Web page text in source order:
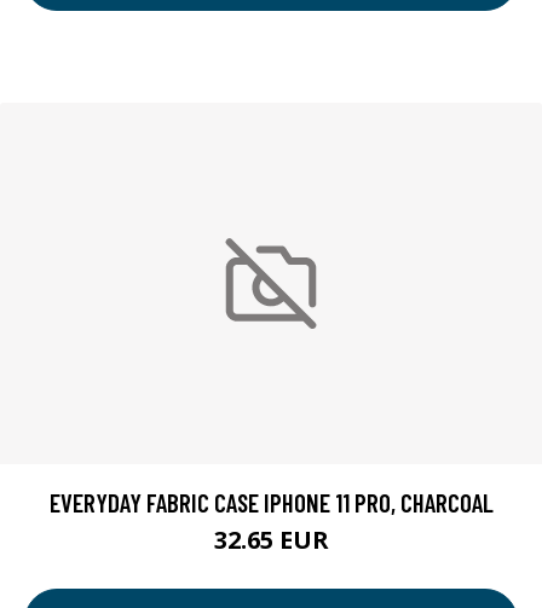
EVERYDAY FABRIC CASE IPHONE 11 PRO, CHARCOAL
32.65 EUR